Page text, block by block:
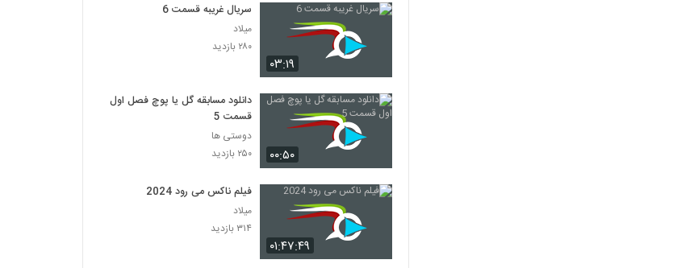
۰۳:۱۹
سریال غریبه قسمت 6
میلاد
۲۸۰ بازدید
۰۰:۵۰
دانلود مسابقه گل یا پوچ فصل اول
قسمت 5
دوستی ها
۲۵۰ بازدید
۰۱:۴۷:۴۹
فیلم ناکس می رود 2024
میلاد
۳۱۴ بازدید